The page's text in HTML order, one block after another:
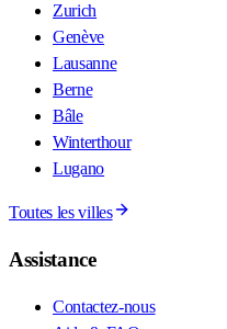
Zurich
Genève
Lausanne
Berne
Bâle
Winterthour
Lugano
Toutes les villes
Assistance
Contactez-nous